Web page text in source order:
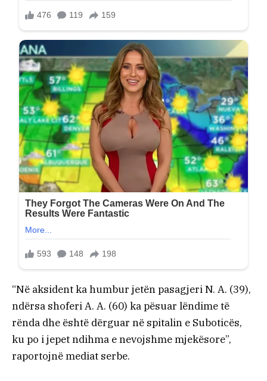
“Në aksident ka humbur jetën pasagjeri N. A. (39),
ndërsa shoferi A. A. (60) ka pësuar lëndime të
rënda dhe është dërguar në spitalin e Suboticës,
ku po i jepet ndihma e nevojshme mjekësore”,
raportojnë mediat serbe.